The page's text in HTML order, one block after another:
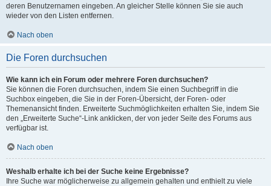
deren Benutzernamen eingeben. An gleicher Stelle können Sie sie auch
wieder von den Listen entfernen.
Nach oben
Die Foren durchsuchen
Wie kann ich ein Forum oder mehrere Foren durchsuchen?
Sie können die Foren durchsuchen, indem Sie einen Suchbegriff in die
Suchbox eingeben, die Sie in der Foren-Übersicht, der Foren- oder
Themenansicht finden. Erweiterte Suchmöglichkeiten erhalten Sie, indem Sie
den „Erweiterte Suche“-Link anklicken, der von jeder Seite des Forums aus
verfügbar ist.
Nach oben
Weshalb erhalte ich bei der Suche keine Ergebnisse?
Ihre Suche war möglicherweise zu allgemein gehalten und enthielt zu viele